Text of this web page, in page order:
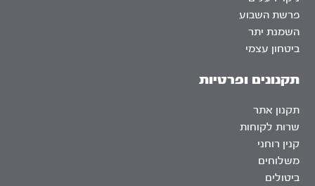
פרשת השבוע
השמנת יתר
ביטחון עצמי
תקנונים ופרטיות
תקנון אתר
שרות לקוחות
קנין רוחני
משלוחים
ביטולים